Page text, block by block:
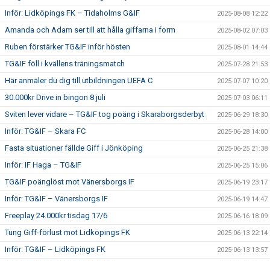
Inför: Lidköpings FK – Tidaholms G&IF 2025-08-08 12:22
Amanda och Adam ser till att hålla giffarna i form 2025-08-02 07:03
Ruben förstärker TG&IF inför hösten 2025-08-01 14:44
TG&IF föll i kvällens träningsmatch 2025-07-28 21:53
Här anmäler du dig till utbildningen UEFA C 2025-07-07 10:20
30.000kr Drive in bingon 8 juli 2025-07-03 06:11
Sviten lever vidare – TG&IF tog poäng i Skaraborgsderbyt 2025-06-29 18:30
Inför: TG&IF – Skara FC 2025-06-28 14:00
Fasta situationer fällde Giff i Jönköping 2025-06-25 21:38
Inför: IF Haga – TG&IF 2025-06-25 15:06
TG&IF poänglöst mot Vänersborgs IF 2025-06-19 23:17
Inför: TG&IF – Vänersborgs IF 2025-06-19 14:47
Freeplay 24.000kr tisdag 17/6 2025-06-16 18:09
Tung Giff-förlust mot Lidköpings FK 2025-06-13 22:14
Inför: TG&IF – Lidköpings FK 2025-06-13 13:57